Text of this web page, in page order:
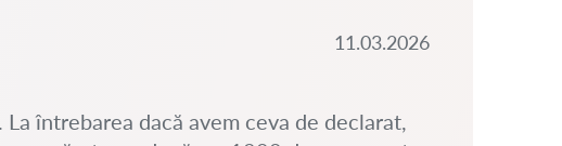
11.03.2026
întrebarea dacă avem ceva de declarat,